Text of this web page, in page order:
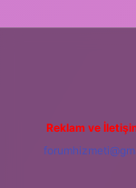
Reklam ve